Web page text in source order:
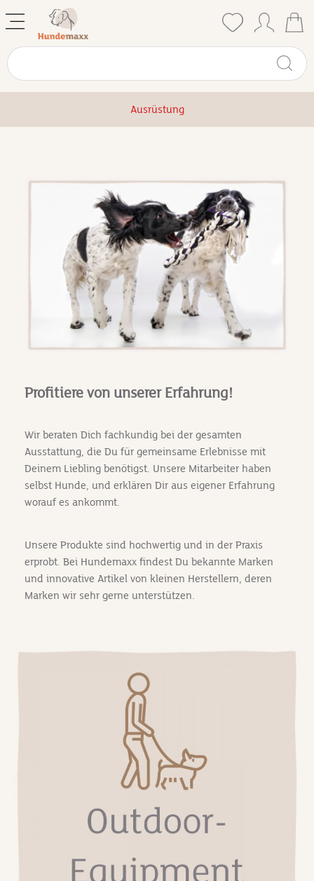
Ausrüstung
Profitiere von unserer Erfahrung!
Wir beraten Dich fachkundig bei der gesamten
Ausstattung, die Du für gemeinsame Erlebnisse mit
Deinem Liebling benötigst. Unsere Mitarbeiter haben
selbst Hunde, und erklären Dir aus eigener Erfahrung
worauf es ankommt.
Unsere Produkte sind hochwertig und in der Praxis
erprobt. Bei Hundemaxx findest Du bekannte Marken
und innovative Artikel von kleinen Herstellern, deren
Marken wir sehr gerne unterstützen.